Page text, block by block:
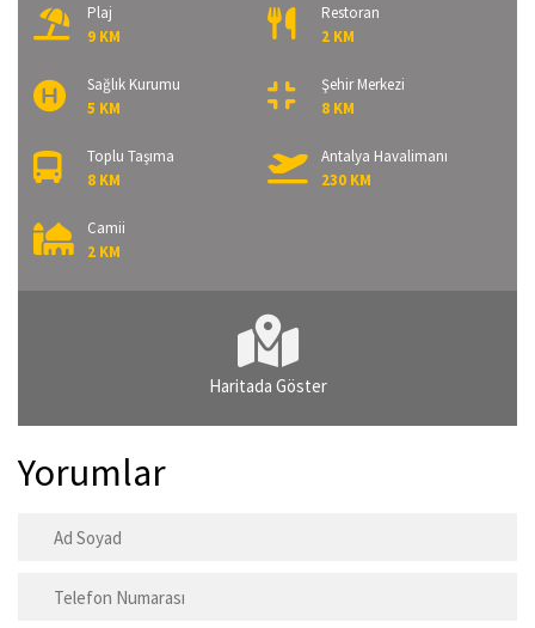
Plaj
9 KM
Restoran
2 KM
Sağlık Kurumu
5 KM
Şehir Merkezi
8 KM
Toplu Taşıma
8 KM
Antalya Havalimanı
230 KM
Camii
2 KM
Haritada Göster
Yorumlar